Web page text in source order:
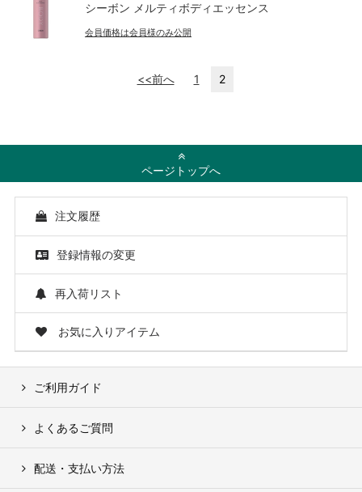
シーボン メルティボディエッセンス
会員価格は会員様のみ公開
<<前へ 1 2
ページトップへ
注文履歴
登録情報の変更
再入荷リスト
お気に入りアイテム
ご利用ガイド
よくあるご質問
配送・支払い方法